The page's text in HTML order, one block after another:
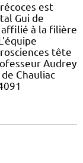
est
Gui de
à la filière
tête
Audrey
Chauliac